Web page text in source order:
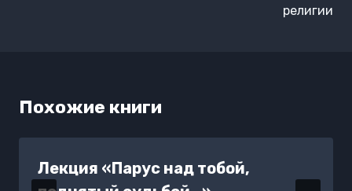
религии
Похожие книги
Лекция «Парус над тобой,